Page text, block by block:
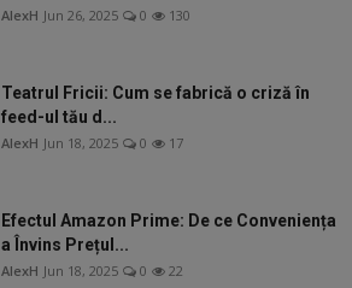
AlexH Jun 26, 2025 0 130
Teatrul Fricii: Cum se fabrică o criză în
feed-ul tău d...
AlexH Jun 18, 2025 0 17
Efectul Amazon Prime: De ce Conveniența
a Învins Prețul...
AlexH Jun 18, 2025 0 22